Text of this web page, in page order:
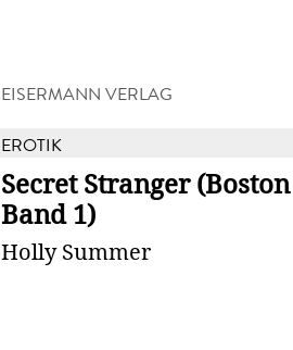
EISERMANN VERLAG
EROTIK
Secret Stranger
Band 1)
Holly Summer